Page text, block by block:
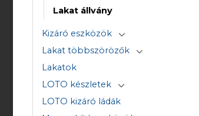
Lakat állvány
Kizáró eszközök
Lakat többszörözők
Lakatok
LOTO készletek
LOTO kizáró ládák